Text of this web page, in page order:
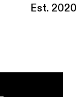
Est. 2020